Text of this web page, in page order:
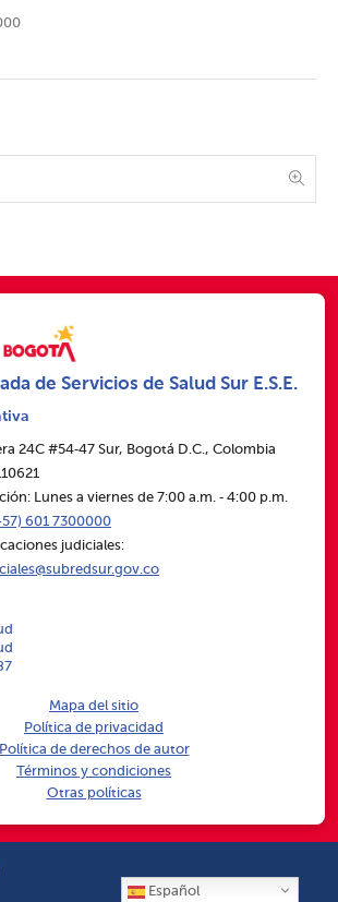
de Servicios de Salud Sur E.S.E.
24C #54‑47 Sur, Bogotá D.C., Colombia
Lunes a viernes de 7:00 a.m. ‑ 4:00 p.m.
601 7300000
judiciales:
Mapa del sitio
Política de privacidad
Política de derechos de autor
Términos y condiciones
Otras políticas
Español